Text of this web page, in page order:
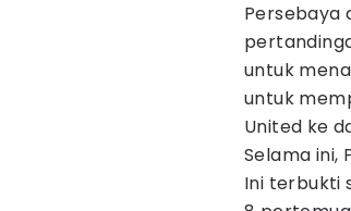
Persebaya
untuk
untuk
United ke
Selama ini,
Ini terbukti